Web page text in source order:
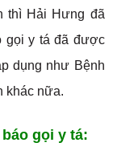
thì Hải Hưng đã
gọi y tá đã được
dụng như Bệnh
khác nữa.
gọi y tá: